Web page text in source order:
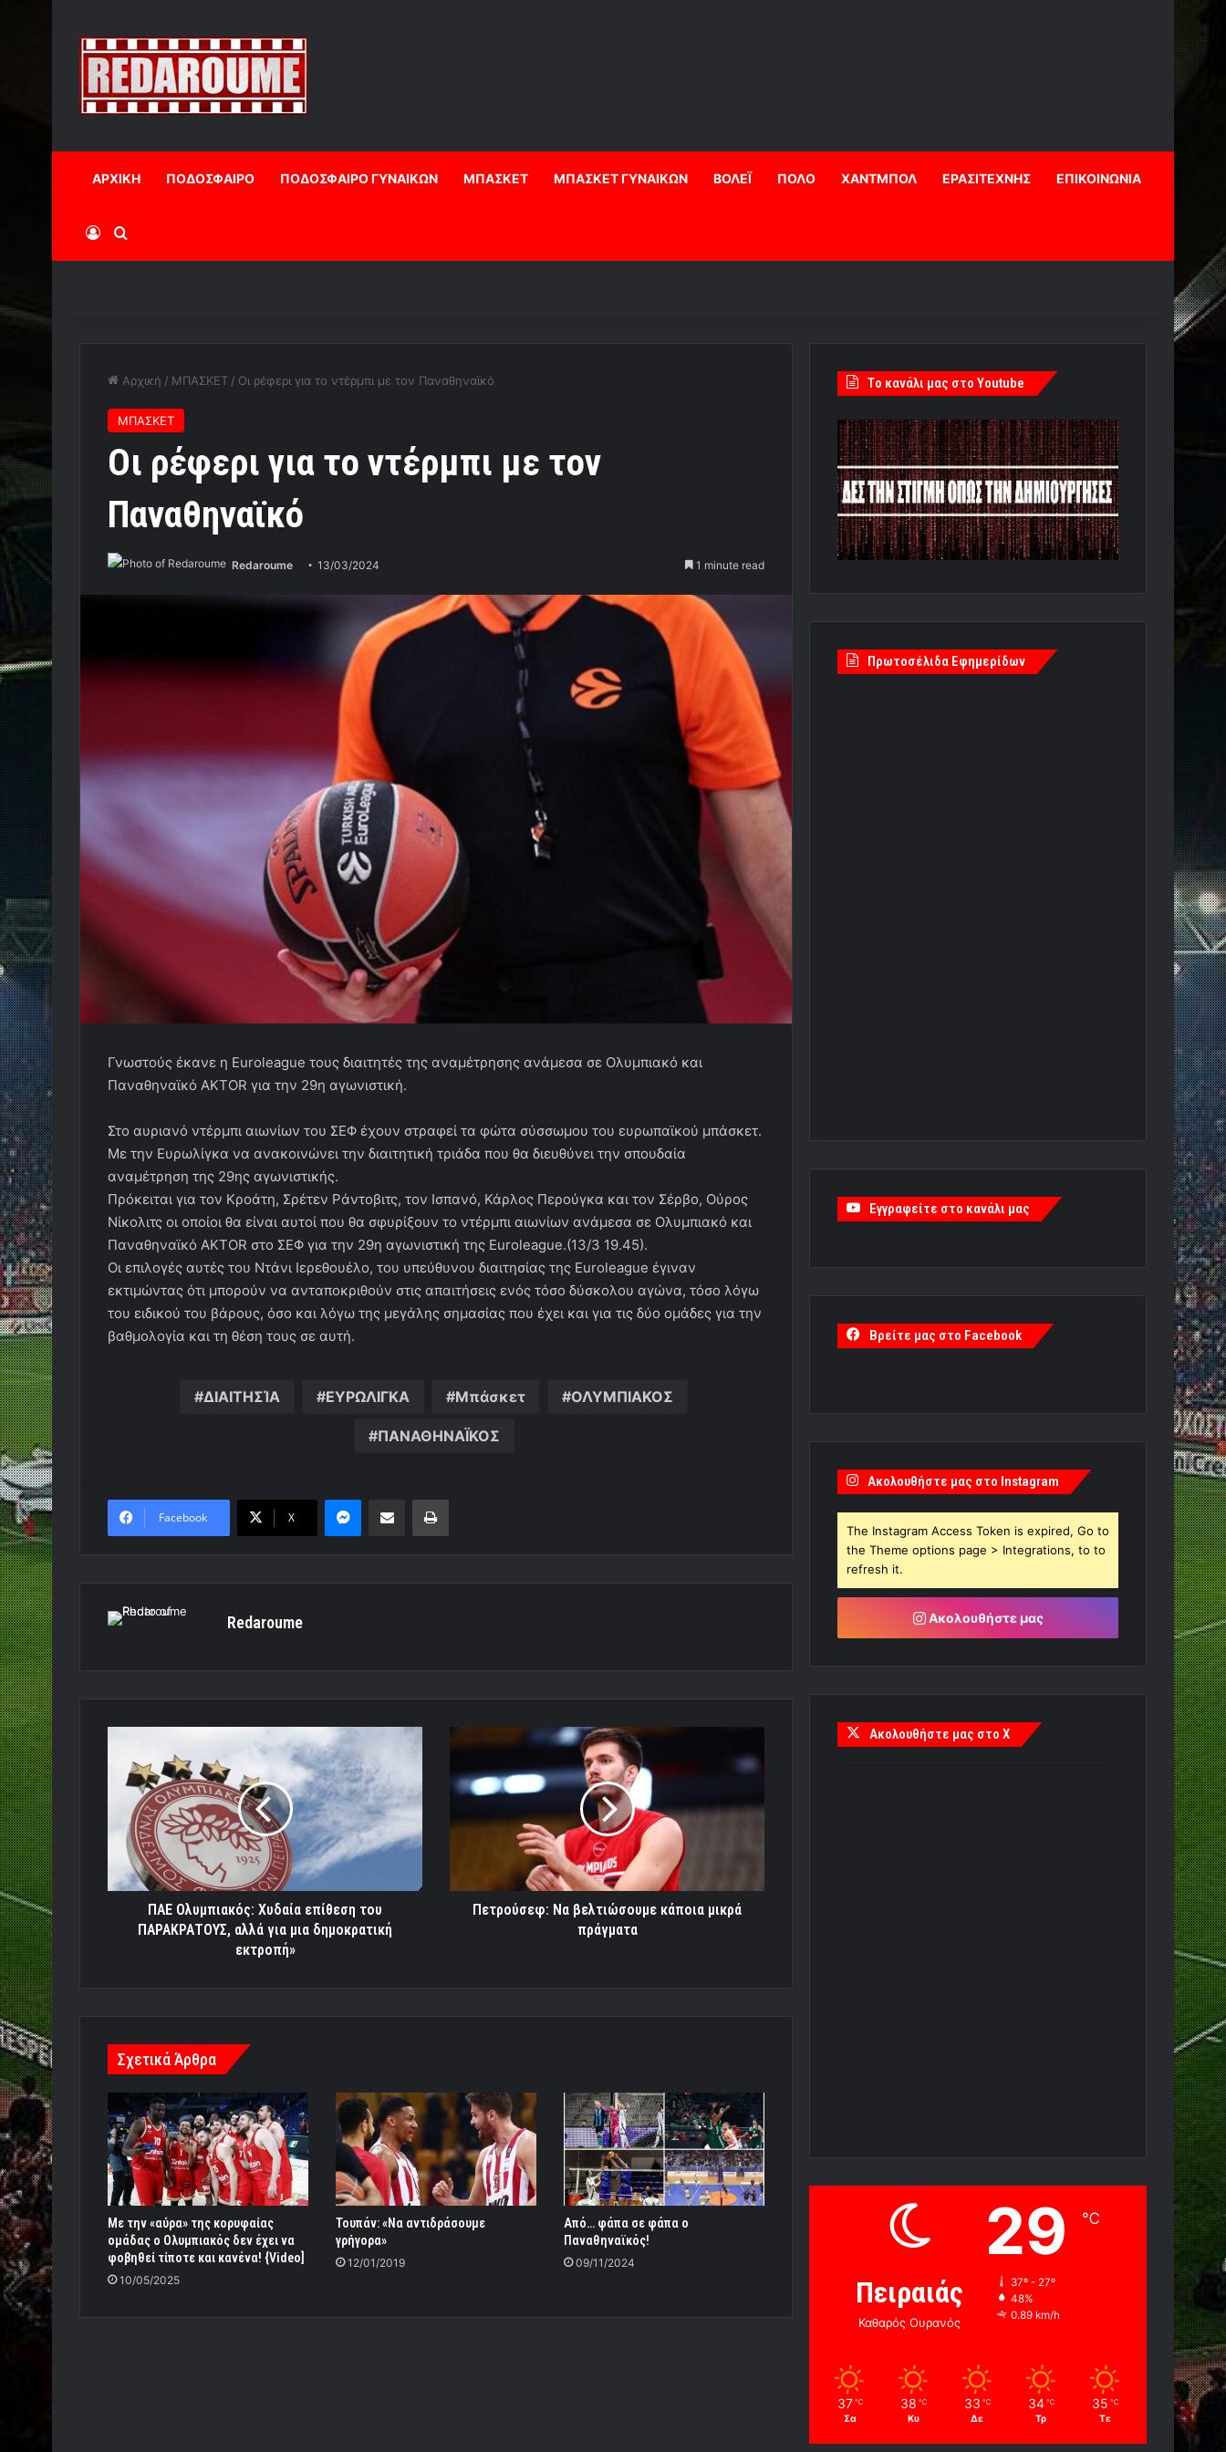
ΑΡΧΙΚΗ ΠΟΔΟΣΦΑΙΡΟ ΠΟΔΟΣΦΑΙΡΟ ΓΥΝΑΙΚΩΝ ΜΠΑΣΚΕΤ ΜΠΑΣΚΕΤ ΓΥΝΑΙΚΩΝ ΒΟΛΕΪ ΠΟΛΟ ΧΑΝΤΜΠΟΛ ΕΡΑΣΙΤΕΧΝΗΣ ΕΠΙΚΟΙΝΩΝΙΑ
Log InΑναζήτηση
Αρχική / ΜΠΑΣΚΕΤ / Οι ρέφερι για το ντέρμπι με τον Παναθηναϊκό
ΜΠΑΣΚΕΤ
Οι ρέφερι για το ντέρμπι με τον
Παναθηναϊκό
Redaroume 13/03/2024 1 minute read
Γνωστούς έκανε η Euroleague τους διαιτητές της αναμέτρησης ανάμεσα σε Ολυμπιακό και
Παναθηναϊκό AKTOR για την 29η αγωνιστική.
Στο αυριανό ντέρμπι αιωνίων του ΣΕΦ έχουν στραφεί τα φώτα σύσσωμου του ευρωπαϊκού μπάσκετ.
Με την Ευρωλίγκα να ανακοινώνει την διαιτητική τριάδα που θα διευθύνει την σπουδαία
αναμέτρηση της 29ης αγωνιστικής.
Πρόκειται για τον Κροάτη, Σρέτεν Ράντοβιτς, τον Ισπανό, Κάρλος Περούγκα και τον Σέρβο, Ούρος
Νίκολιτς οι οποίοι θα είναι αυτοί που θα σφυρίξουν το ντέρμπι αιωνίων ανάμεσα σε Ολυμπιακό και
Παναθηναϊκό AKTOR στο ΣΕΦ για την 29η αγωνιστική της Euroleague.(13/3 19.45).
Οι επιλογές αυτές του Ντάνι Ιερεθουέλο, του υπεύθυνου διαιτησίας της Euroleague έγιναν
εκτιμώντας ότι μπορούν να ανταποκριθούν στις απαιτήσεις ενός τόσο δύσκολου αγώνα, τόσο λόγω
του ειδικού του βάρους, όσο και λόγω της μεγάλης σημασίας που έχει και για τις δύο ομάδες για την
βαθμολογία και τη θέση τους σε αυτή.
ΔΙΑΙΤΗΣΊΑ ΕΥΡΩΛΙΓΚΑ Μπάσκετ ΟΛΥΜΠΙΑΚΟΣ
ΠΑΝΑΘΗΝΑΪΚΟΣ
Facebook X
MessengerΚοινοποίηση μέσω ηλεκτρονικού ταχυδρομείουΕκτύπωση
Redaroume
Ολυμπιακός:
Χυδαία
επίθεση
ΠΑΡΑΚΡΑΤΟΥΣ,
αλλά
μια
δημοκρατική
εκτροπή»
ΠΑΕ Ολυμπιακός: Χυδαία επίθεση του
ΠΑΡΑΚΡΑΤΟΥΣ, αλλά για μια δημοκρατική
εκτροπή»
βελτιώσουμε
κάποια
πράγματα
Πετρούσεφ: Να βελτιώσουμε κάποια μικρά
πράγματα
Σχετικά Άρθρα
Με την «αύρα» της κορυφαίας
ομάδας ο Ολυμπιακός δεν έχει να
φοβηθεί τίποτε και κανένα! {Video]
10/05/2025
Τουπάν: «Να αντιδράσουμε
γρήγορα»
12/01/2019
Από… φάπα σε φάπα ο
Παναθηναϊκός!
09/11/2024
Tο κανάλι μας στο Youtube
Πρωτοσέλιδα Εφημερίδων
Εγγραφείτε στο κανάλι μας
Βρείτε μας στο Facebook
Ακολουθήστε μας στο Instagram
The Instagram Access Token is expired, Go to
the Theme options page > Integrations, to to
refresh it.
Ακολουθήστε μας
Ακολουθήστε μας στο X
Πειραιάς
Καθαρός Ουρανός
29 ℃
37º - 27º
48%
0.89 km/h
37 ℃
Σα
38 ℃
Κυ
33 ℃
Δε
34 ℃
Τρ
35 ℃
Τε